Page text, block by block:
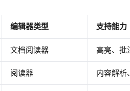
编辑器类型 支持能力
文档阅读器 高亮、批
阅读器 内容解析